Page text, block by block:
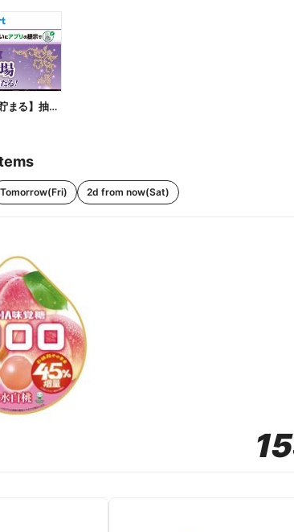
【ファミペイでスタンプ貯まる】抽選でペアチケットが当たる!
Tomorrow(Fri) 2d from now(Sat)